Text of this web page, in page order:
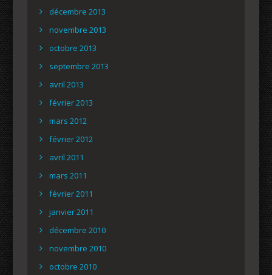
décembre 2013
novembre 2013
octobre 2013
septembre 2013
avril 2013
février 2013
mars 2012
février 2012
avril 2011
mars 2011
février 2011
janvier 2011
décembre 2010
novembre 2010
octobre 2010